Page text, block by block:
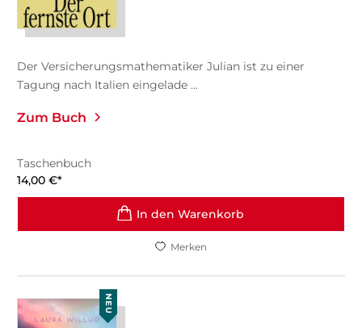
Der Versicherungsmathematiker Julian ist zu einer
Tagung nach Italien eingelade ...
Zum Buch
Taschenbuch
14,00 €*
In den Warenkorb
Merken
NEU